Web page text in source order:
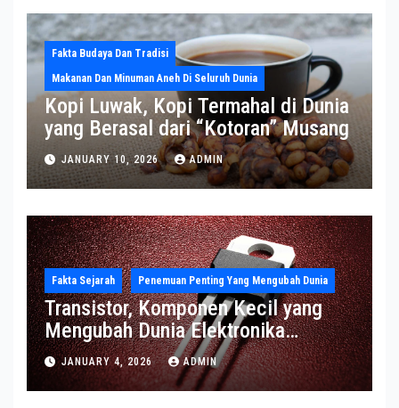
Fakta Budaya Dan Tradisi
Makanan Dan Minuman Aneh Di Seluruh Dunia
Kopi Luwak, Kopi Termahal di Dunia
yang Berasal dari “Kotoran” Musang
JANUARY 10, 2026 ADMIN
Fakta Sejarah Penemuan Penting Yang Mengubah Dunia
Transistor, Komponen Kecil yang
Mengubah Dunia Elektronika
Modern
JANUARY 4, 2026 ADMIN